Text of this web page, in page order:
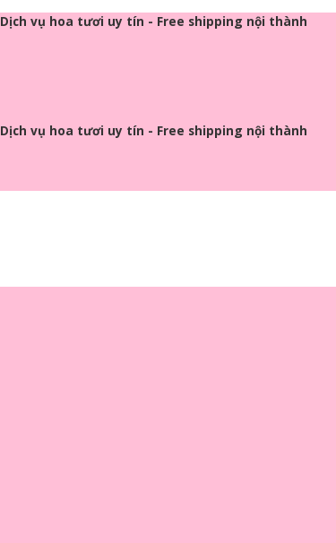
Dịch vụ hoa tươi uy tín - Free shipping nội thành
Dịch vụ hoa tươi uy tín - Free shipping nội thành